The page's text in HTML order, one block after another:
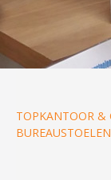
TOPKANTOOR &
BUREAUSTOELEN